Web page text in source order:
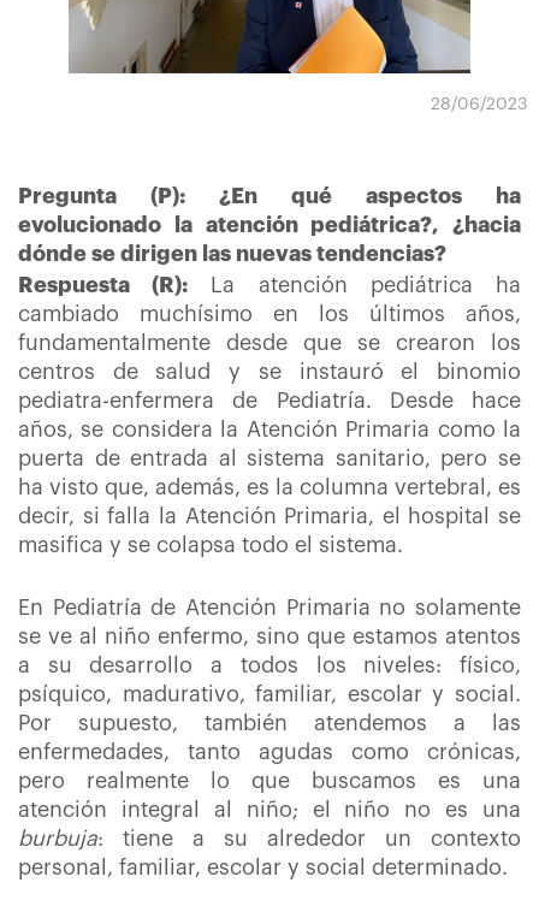
28/06/2023
Pregunta (P): ¿En qué aspectos ha
evolucionado la atención pediátrica?, ¿hacia
dónde se dirigen las nuevas tendencias?
Respuesta (R):
La atención pediátrica ha
cambiado muchísimo en los últimos años,
fundamentalmente desde que se crearon los
centros de salud y se instauró el binomio
pediatra-enfermera de Pediatría. Desde hace
años, se considera la Atención Primaria como la
puerta de entrada al sistema sanitario, pero se
ha visto que, además, es la columna vertebral, es
decir, si falla la Atención Primaria, el hospital se
masifica y se colapsa todo el sistema.
En Pediatría de Atención Primaria no solamente
se ve al niño enfermo, sino que estamos atentos
a su desarrollo a todos los niveles: físico,
psíquico, madurativo, familiar, escolar y social.
Por supuesto, también atendemos a las
enfermedades, tanto agudas como crónicas,
pero realmente lo que buscamos es una
atención integral al niño; el niño no es una
burbuja: tiene a su alrededor un contexto
personal, familiar, escolar y social determinado.